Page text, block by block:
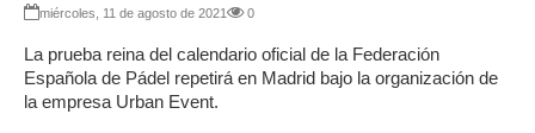
miércoles, 11 de agosto de 2021 0
La prueba reina del calendario oficial de la Federación
Española de Pádel repetirá en Madrid bajo la organización de
la empresa Urban Event.